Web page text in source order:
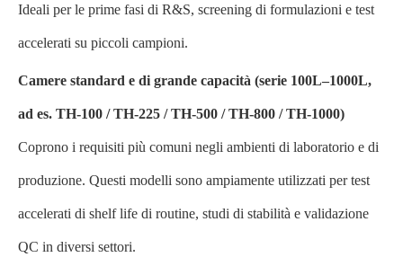
Ideali per le prime fasi di R&S, screening di formulazioni e test
accelerati su piccoli campioni.
Camere standard e di grande capacità (serie 100L–1000L,
ad es. TH-100 / TH-225 / TH-500 / TH-800 / TH-1000)
Coprono i requisiti più comuni negli ambienti di laboratorio e di
produzione. Questi modelli sono ampiamente utilizzati per test
accelerati di shelf life di routine, studi di stabilità e validazione
QC in diversi settori.